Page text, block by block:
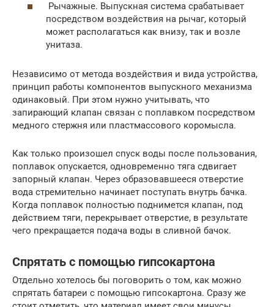
Рычажные. Выпускная система срабатывает
посредством воздействия на рычаг, который
может располагаться как внизу, так и возле
унитаза.
Независимо от метода воздействия и вида устройства,
принцип работы компонентов выпускного механизма
одинаковый. При этом нужно учитывать, что
запирающий клапан связан с поплавком посредством
медного стержня или пластмассового коромысла.
Как только произошел спуск воды после пользования,
поплавок опускается, одновременно тяга сдвигает
запорный клапан. Через образовавшееся отверстие
вода стремительно начинает поступать внутрь бачка.
Когда поплавок полностью поднимется клапан, под
действием тяги, перекрывает отверстие, в результате
чего прекращается подача воды в сливной бачок.
Спрятать с помощью гипсокартона
Отдельно хотелось бы поговорить о том, как можно
спрятать батареи с помощью гипсокартона. Сразу же